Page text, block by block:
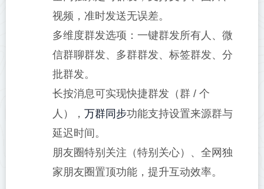
视频，准时发送无误差。
多维度群发选项：一键群发所有人、微
信群聊群发、多群群发、标签群发、分
批群发。
长按消息可实现快捷群发（群 / 个
人）， 万群同步功能支持设置来源群与
延迟时间。
朋友圈特别关注（特别关心）、全网独
家朋友圈置顶功能，提升互动效率。